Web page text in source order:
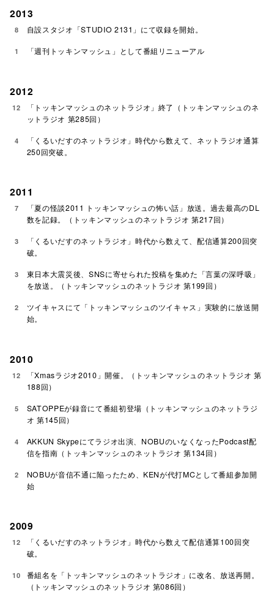
2013
8 自設スタジオ「STUDIO 2131」にて収録を開始。
1 「週刊トッキンマッシュ」として番組リニューアル
2012
12
「トッキンマッシュのネットラジオ」終了（トッキンマッシュのネ
ットラジオ 第285回）
4
「くるいだすのネットラジオ」時代から数えて、ネットラジオ通算
250回突破。
2011
7
「夏の怪談2011 トッキンマッシュの怖い話」放送。過去最高のDL
数を記録。（トッキンマッシュのネットラジオ 第217回）
3
「くるいだすのネットラジオ」時代から数えて、配信通算200回突
破。
3
東日本大震災後、SNSに寄せられた投稿を集めた「言葉の深呼吸」
を放送。（トッキンマッシュのネットラジオ 第199回）
2
ツイキャスにて「トッキンマッシュのツイキャス」実験的に放送開
始。
2010
12
「Xmasラジオ2010」開催。（トッキンマッシュのネットラジオ 第
188回）
5
SATOPPEが録音にて番組初登場（トッキンマッシュのネットラジ
オ 第145回）
4
AKKUN Skypeにてラジオ出演、NOBUのいなくなったPodcast配
信を指南（トッキンマッシュのネットラジオ 第134回）
2
NOBUが音信不通に陥ったため、KENが代打MCとして番組参加開
始
2009
12
「くるいだすのネットラジオ」時代から数えて配信通算100回突
破。
10
番組名を「トッキンマッシュのネットラジオ」に改名、放送再開。
（トッキンマッシュのネットラジオ 第086回）